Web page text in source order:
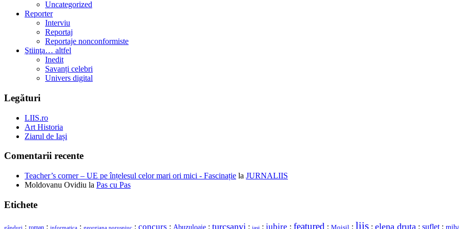
Uncategorized
Reporter
Interviu
Reportaj
Reportaje nonconformiste
Ştiinţa… altfel
Inedit
Savanți celebri
Univers digital
Legături
LIIS.ro
Art Historia
Ziarul de Iași
Comentarii recente
Teacher’s corner – UE pe înțelesul celor mari ori mici - Fascinație la JURNALIIS
Moldovanu Ovidiu la Pas cu Pas
Etichete
gânduri : : : georgiana porusniuc : concurs : Abuzuloaie : turcsanyi : : iubire : featured : Moisil : liis : elena druta : suflet :